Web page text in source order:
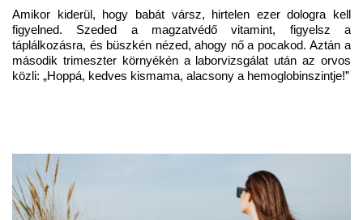
Amikor kiderül, hogy babát vársz, hirtelen ezer dologra kell
figyelned. Szeded a magzatvédő vitamint, figyelsz a
táplálkozásra, és büszkén nézed, ahogy nő a pocakod. Aztán a
második trimeszter környékén a laborvizsgálat után az orvos
közli: „Hoppá, kedves kismama, alacsony a hemoglobinszintje!”